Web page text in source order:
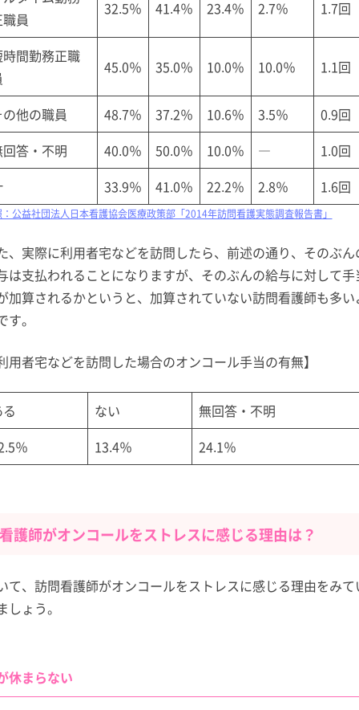
員
32.5％ 41.4％ 23.4％ 2.7％ 1.7回
間勤務正職
45.0％ 35.0％ 10.0％ 10.0％ 1.1回
他の職員 48.7％ 37.2％ 10.6％ 3.5％
0.9回
答・不明
40.0％ 50.0％ 10.0％ ―
1.0回
33.9％ 41.0％ 22.2％ 2.8％ 1.6回
公益社団法人日本看護協会医療政策部「2014年訪問看護実態調査報告書」
、実際に利用者宅などを訪問したら、前述の通り、そのぶん
は支払われることになりますが、そのぶんの給与に対して手
加算されるかというと、加算されていない訪問看護師も多い
す。
用者宅などを訪問した場合のオンコール手当の有無】
ない
無回答・不明
％
13.4％ 24.1％
護師がオンコールをストレスに感じる理由は？
て、訪問看護師がオンコールをストレスに感じる理由をみて
しょう。
休まらない